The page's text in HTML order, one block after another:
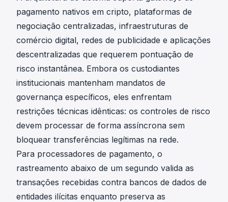
pagamento nativos em cripto, plataformas de
negociação centralizadas, infraestruturas de
comércio digital, redes de publicidade e aplicações
descentralizadas que requerem pontuação de
risco instantânea. Embora os custodiantes
institucionais mantenham mandatos de
governança específicos, eles enfrentam
restrições técnicas idênticas: os controles de risco
devem processar de forma assíncrona sem
bloquear transferências legítimas na rede.
Para processadores de pagamento, o
rastreamento abaixo de um segundo valida as
transações recebidas contra bancos de dados de
entidades ilícitas enquanto preserva as